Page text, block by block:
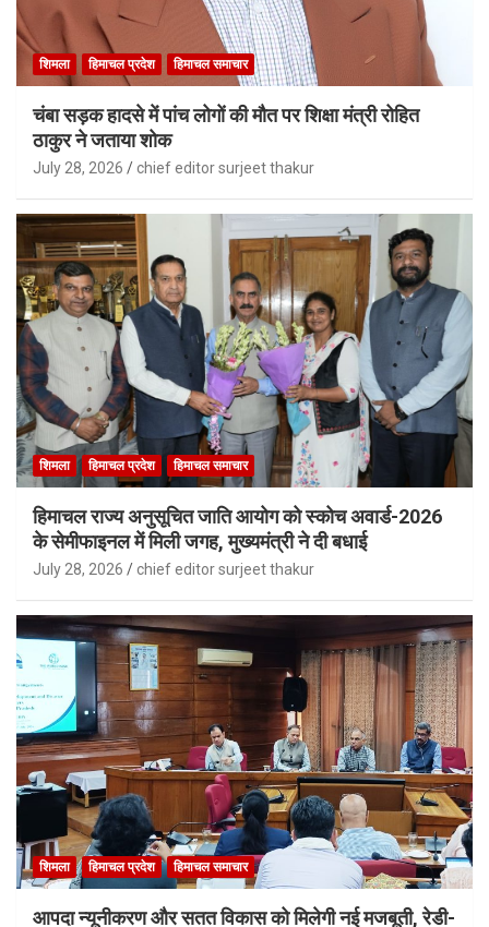
शिमला हिमाचल प्रदेश हिमाचल समाचार
चंबा सड़क हादसे में पांच लोगों की मौत पर शिक्षा मंत्री रोहित
ठाकुर ने जताया शोक
July 28, 2026 chief editor surjeet thakur
शिमला हिमाचल प्रदेश हिमाचल समाचार
हिमाचल राज्य अनुसूचित जाति आयोग को स्कोच अवार्ड-2026
के सेमीफाइनल में मिली जगह, मुख्यमंत्री ने दी बधाई
July 28, 2026 chief editor surjeet thakur
शिमला हिमाचल प्रदेश हिमाचल समाचार
आपदा न्यूनीकरण और सतत विकास को मिलेगी नई मजबूती, रेडी-